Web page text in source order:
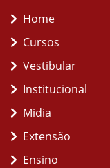
Home
Cursos
Vestibular
Institucional
Midia
Extensão
Ensino